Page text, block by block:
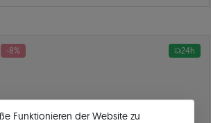
-8% 24h
Funktionieren der Website zu